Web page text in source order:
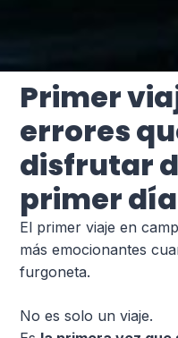
Primer
errores
disfrutar
primer día
El primer viaje en
más emocionantes
furgoneta.
No es solo un viaje.